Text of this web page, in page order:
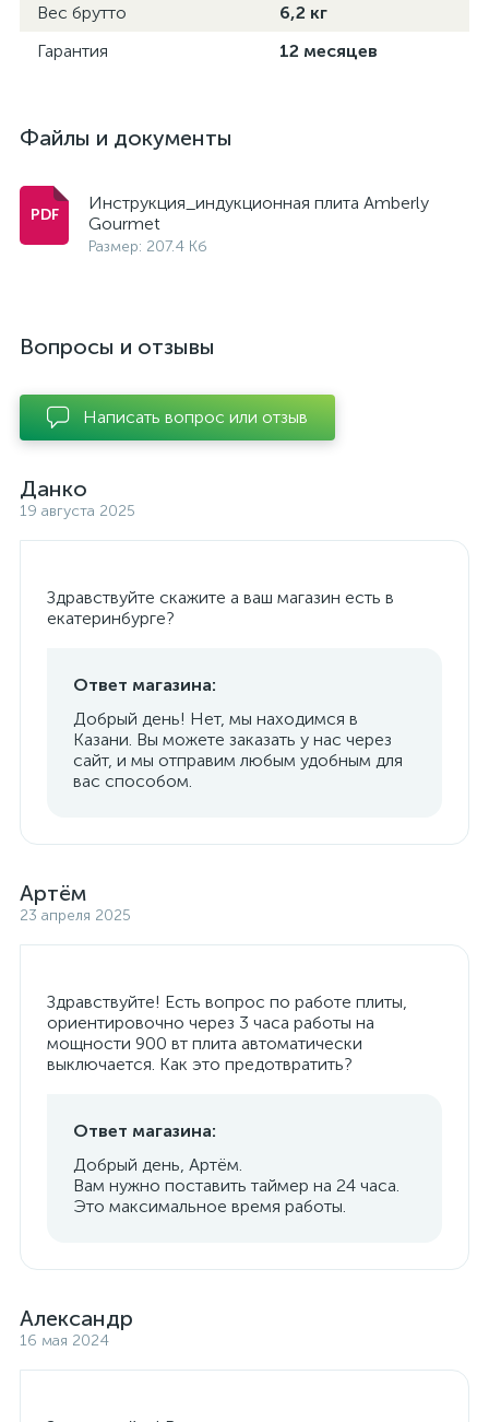
Вес брутто
6,2 кг
Гарантия
12 месяцев
Файлы и документы
Инструкция_индукционная плита Amberly
Gourmet
Размер: 207.4 Кб
Вопросы и отзывы
Написать вопрос или отзыв
Данко
19 августа 2025
Здравствуйте скажите а ваш магазин есть в
екатеринбурге?
Ответ магазина:
Добрый день! Нет, мы находимся в
Казани. Вы можете заказать у нас через
сайт, и мы отправим любым удобным для
вас способом.
Артём
23 апреля 2025
Здравствуйте! Есть вопрос по работе плиты,
ориентировочно через 3 часа работы на
мощности 900 вт плита автоматически
выключается. Как это предотвратить?
Ответ магазина:
Добрый день, Артём.
Вам нужно поставить таймер на 24 часа.
Это максимальное время работы.
Александр
16 мая 2024